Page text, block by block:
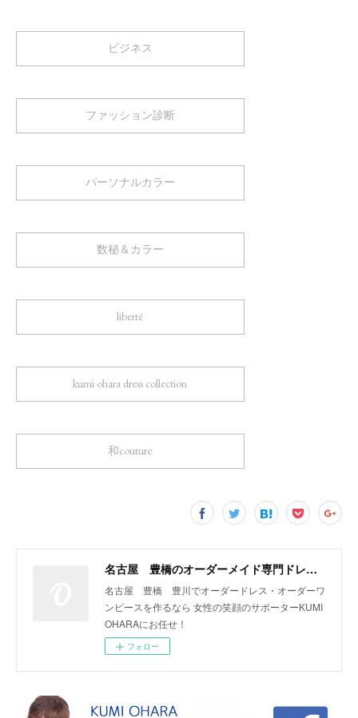
ビジネス
ファッション診断
パーソナルカラー
数秘＆カラー
liberté
kumi ohara dress collection
和couture
名古屋 豊橋のオーダーメイド専門ドレスデザイナー KUMI OHARA
名古屋 豊橋 豊川でオーダードレス・オーダーワ
ンピースを作るなら 女性の笑顔のサポーターKUMI
OHARAにお任せ！
フォロー